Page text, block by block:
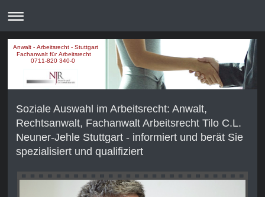
Anwalt - Arbeitsrecht - Stuttgart
Fachanwalt für Arbeitsrecht
0711-820 340-0
Soziale Auswahl im Arbeitsrecht: Anwalt,
Rechtsanwalt, Fachanwalt Arbeitsrecht Tilo C.L.
Neuner-Jehle Stuttgart - informiert und berät Sie
spezialisiert und qualifiziert